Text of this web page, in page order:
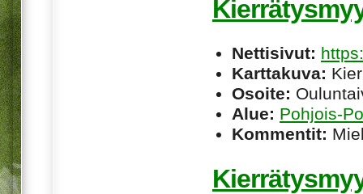
Nettisivut:
Karttakuva:
Osoite:
Alue: Pohjois-
Kommentit: